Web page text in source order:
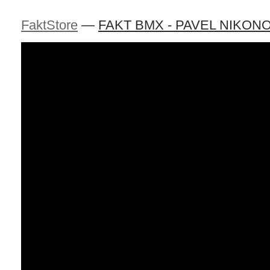
FaktStore — FAKT BMX - PAVEL